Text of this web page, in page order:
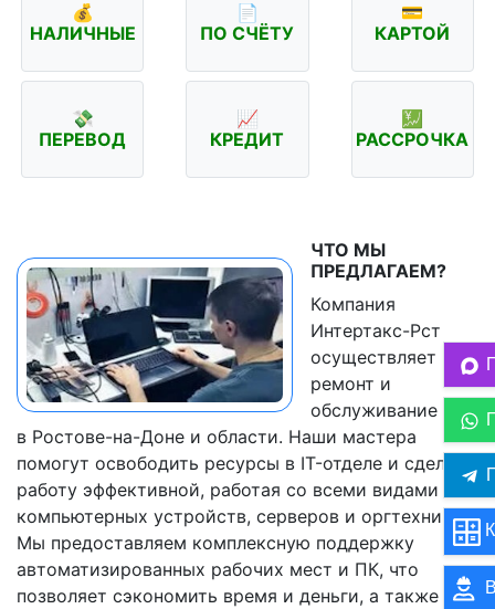
💰
НАЛИЧНЫЕ
📄
ПО СЧЁТУ
💳
КАРТОЙ
💸
ПЕРЕВОД
📈
КРЕДИТ
💹
РАССРОЧКА
ЧТО МЫ
ПРЕДЛАГАЕМ?
Компания
Интертакс-Рст
осуществляет
ремонт и
обслуживание ПК
в Ростове-на-Доне и области. Наши мастера
помогут освободить ресурсы в IT-отделе и сделать
работу эффективной, работая со всеми видами
компьютерных устройств, серверов и оргтехники.
Мы предоставляем комплексную поддержку
автоматизированных рабочих мест и ПК, что
позволяет сэкономить время и деньги, а также